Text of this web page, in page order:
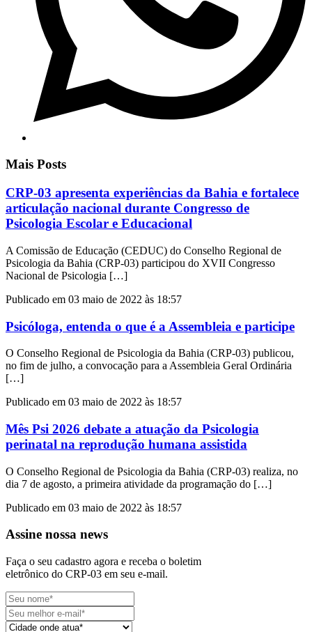
Mais Posts
CRP-03 apresenta experiências da Bahia e fortalece
articulação nacional durante Congresso de
Psicologia Escolar e Educacional
A Comissão de Educação (CEDUC) do Conselho Regional de
Psicologia da Bahia (CRP-03) participou do XVII Congresso
Nacional de Psicologia […]
Publicado em 03 maio de 2022 às 18:57
Psicóloga, entenda o que é a Assembleia e participe
O Conselho Regional de Psicologia da Bahia (CRP-03) publicou,
no fim de julho, a convocação para a Assembleia Geral Ordinária
[…]
Publicado em 03 maio de 2022 às 18:57
Mês Psi 2026 debate a atuação da Psicologia
perinatal na reprodução humana assistida
O Conselho Regional de Psicologia da Bahia (CRP-03) realiza, no
dia 7 de agosto, a primeira atividade da programação do […]
Publicado em 03 maio de 2022 às 18:57
Assine nossa news
Faça o seu cadastro agora e receba o boletim
eletrônico do CRP-03 em seu e-mail.